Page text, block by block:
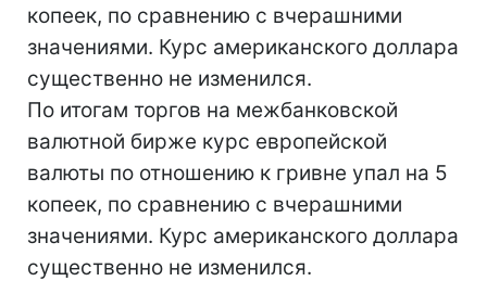
копеек, по сравнению с вчерашними
значениями. Курс американского доллара
существенно не изменился.
По итогам торгов на межбанковской
валютной бирже курс европейской
валюты по отношению к гривне упал на 5
копеек, по сравнению с вчерашними
значениями. Курс американского доллара
существенно не изменился.